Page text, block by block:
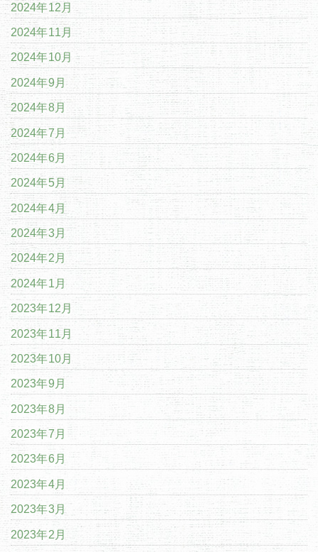
2024年12月
2024年11月
2024年10月
2024年9月
2024年8月
2024年7月
2024年6月
2024年5月
2024年4月
2024年3月
2024年2月
2024年1月
2023年12月
2023年11月
2023年10月
2023年9月
2023年8月
2023年7月
2023年6月
2023年4月
2023年3月
2023年2月